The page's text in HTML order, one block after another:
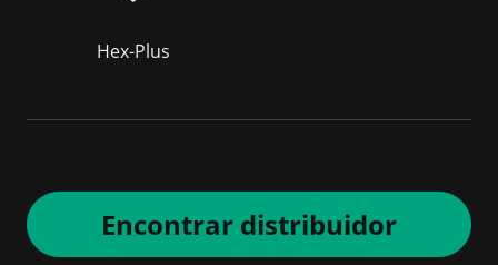
Hex-Plus
Encontrar distribuidor